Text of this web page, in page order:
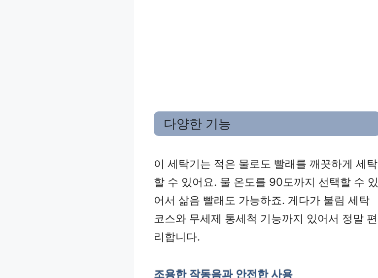
다양한 기능
이 세탁기는 적은 물로도 빨래를 깨끗하게 세탁
할 수 있어요. 물 온도를 90도까지 선택할 수 있
어서 삶음 빨래도 가능하죠. 게다가 불림 세탁
코스와 무세제 통세척 기능까지 있어서 정말 편
리합니다.
조용한 작동음과 안전한 사용